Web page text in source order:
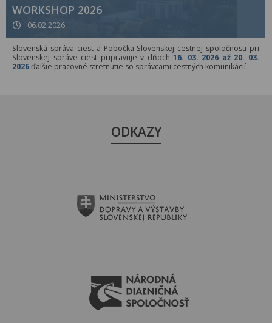
WORKSHOP 2026
06.02.2026
Slovenská správa ciest a Pobočka Slovenskej cestnej spoločnosti pri
Slovenskej správe ciest pripravuje v dňoch16. 03. 2026 až 20. 03.
2026ďalšie pracovné stretnutie so správcami cestných komunikácií.
ODKAZY